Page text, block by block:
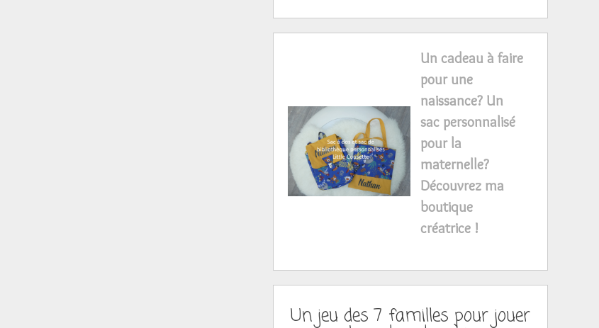
Un cadeau à faire
pour une
naissance? Un
sac personnalisé
pour la
maternelle?
Découvrez ma
boutique
créatrice !
Un jeu des 7 familles pour jouer